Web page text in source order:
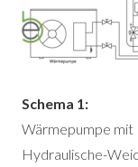
Schema 1:
Wärmepumpe mit
Hydraulische-